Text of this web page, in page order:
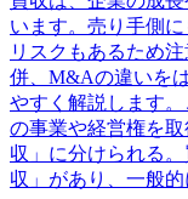
います。売り手側
リスクもあるため
併、M&Aの違いを
やすく解説します
の事業や経営権を
収」に分けられる
収」があり、一般